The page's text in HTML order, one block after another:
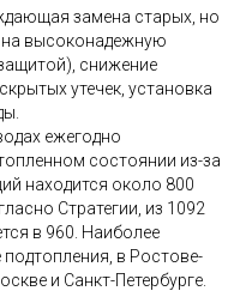
замена старых, но
на высоконадежную
снижение
утечек, установка
ежегодно
состоянии из-за
находится около 800
Стратегии, из 1092
в 960. Наиболее
в Ростове-
и Санкт-Петербурге.